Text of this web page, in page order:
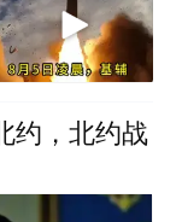
约，北约战